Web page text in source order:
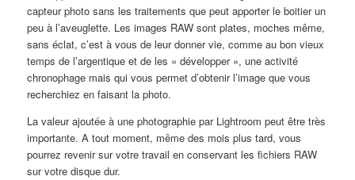
capteur photo sans les traitements que peut apporter le boitier un
peu à l’aveuglette. Les images RAW sont plates, moches même,
sans éclat, c’est à vous de leur donner vie, comme au bon vieux
temps de l’argentique et de les « développer », une activité
chronophage mais qui vous permet d’obtenir l’image que vous
recherchiez en faisant la photo.
La valeur ajoutée à une photographie par Lightroom peut être très
importante. A tout moment, même des mois plus tard, vous
pourrez revenir sur votre travail en conservant les fichiers RAW
sur votre disque dur.